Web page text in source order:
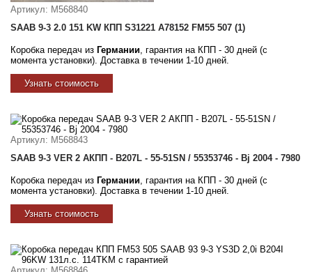
Артикул: M568840
SAAB 9-3 2.0 151 KW КПП S31221 A78152 FM55 507 (1)
Коробка передач из Германии , гарантия на КПП - 30 дней (с
момента установки). Доставка в течении 1-10 дней.
Узнать стоимость
Артикул: M568843
SAAB 9-3 VER 2 АКПП - B207L - 55-51SN / 55353746 - Bj 2004 - 7980
Коробка передач из Германии , гарантия на КПП - 30 дней (с
момента установки). Доставка в течении 1-10 дней.
Узнать стоимость